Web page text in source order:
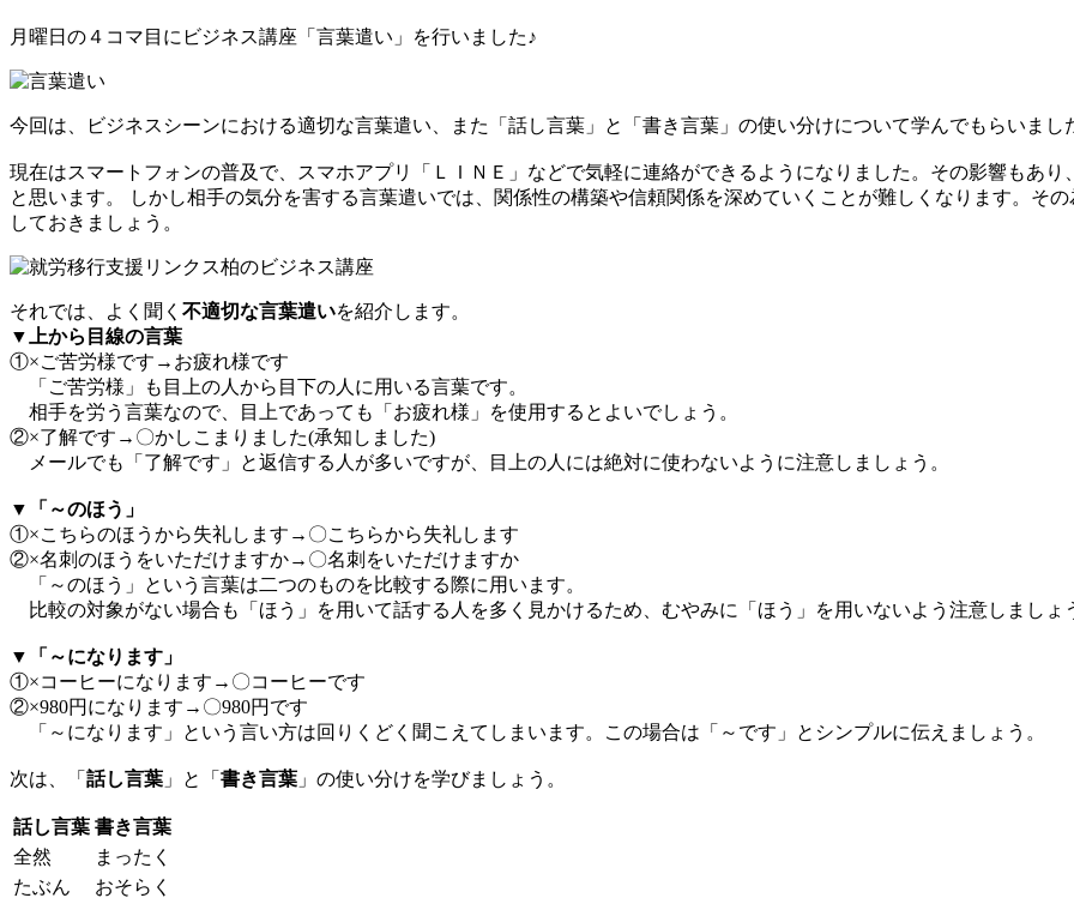
月曜日の４コマ目にビジネス講座「言葉遣い」を行いました♪
今回は、ビジネスシーンにおける適切な言葉遣い、また「話し言葉」と「書き言葉」の使い分けについて学んでもらいまし
現在はスマートフォンの普及で、スマホアプリ「ＬＩＮＥ」などで気軽に連絡ができるようになりました。その影響もあ
と思います。 しかし相手の気分を害する言葉遣いでは、関係性の構築や信頼関係を深めていくことが難しくなります。そ
しておきましょう。
それでは、よく聞く 不適切な言葉遣いを紹介します。
▼上から目線の言葉
①×ご苦労様です→お疲れ様です
「ご苦労様」も目上の人から目下の人に用いる言葉です。
相手を労う言葉なので、目上であっても「お疲れ様」を使用するとよいでしょう。
②×了解です→〇かしこまりました(承知しました)
メールでも「了解です」と返信する人が多いですが、目上の人には絶対に使わないように注意しましょう。
▼「～のほう」
①×こちらのほうから失礼します→〇こちらから失礼します
②×名刺のほうをいただけますか→〇名刺をいただけますか
「～のほう」という言葉は二つのものを比較する際に用います。
比較の対象がない場合も「ほう」を用いて話する人を多く見かけるため、むやみに「ほう」を用いないよう注意しましょ
▼「～になります」
①×コーヒーになります→〇コーヒーです
②×980円になります→〇980円です
「～になります」という言い方は回りくどく聞こえてしまいます。この場合は「～です」とシンプルに伝えましょう。
次は、「 話し言葉 」と「 書き言葉 」の使い分けを学びましょう。
話し言葉 書き言葉
全然
まったく
たぶん
おそらく